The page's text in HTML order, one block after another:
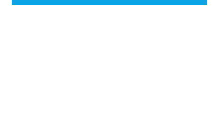
Place your Footer Content here